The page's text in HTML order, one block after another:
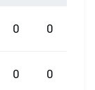
0 0
0 0